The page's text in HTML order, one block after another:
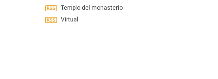
Templo del monasterio
Virtual